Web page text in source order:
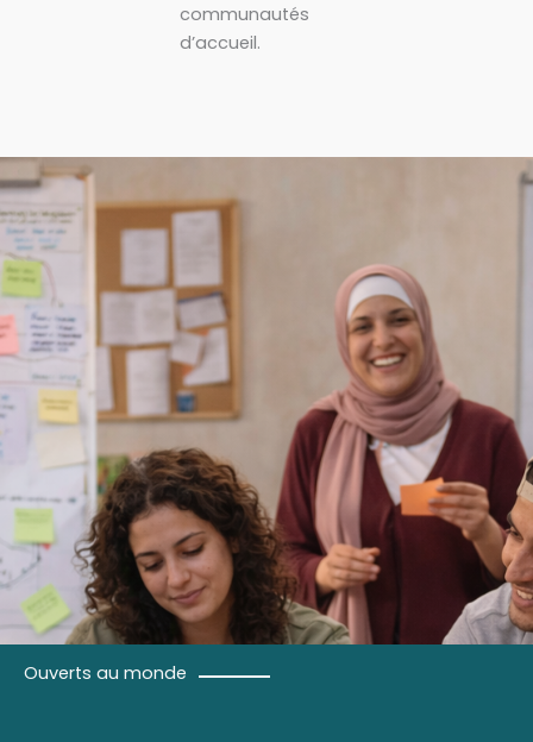
communautés
d’accueil.
Ouverts au monde